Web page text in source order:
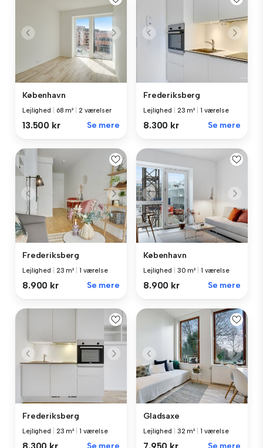
København
Lejlighed 68 m² 2 værelser
13.500 kr Se mere
Frederiksberg
Lejlighed 23 m² 1 værelse
8.300 kr Se mere
Frederiksberg
Lejlighed 23 m² 1 værelse
8.900 kr Se mere
København
Lejlighed 30 m² 1 værelse
8.900 kr Se mere
Frederiksberg
Lejlighed 23 m² 1 værelse
Se mere
Gladsaxe
Lejlighed 32 m² 1 værelse
Se mere